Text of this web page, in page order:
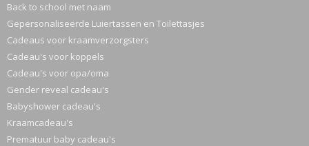
Back to school met naam
Gepersonaliseerde Luiertassen en Toilettasjes
Cadeaus voor kraamverzorgsters
Cadeau's voor koppels
Cadeau's voor opa/oma
Gender reveal cadeau's
Babyshower cadeau's
Kraamcadeau's
Prematuur baby cadeau's